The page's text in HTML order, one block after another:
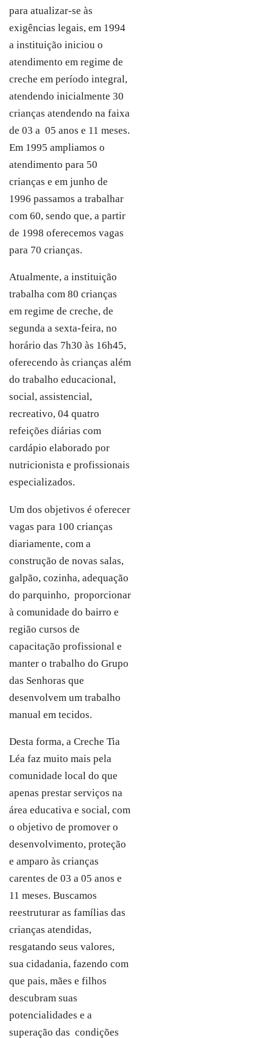
para atualizar-se às
exigências legais, em 1994
a instituição iniciou o
atendimento em regime de
creche em período integral,
atendendo inicialmente 30
crianças atendendo na faixa
de 03 a 05 anos e 11 meses.
Em 1995 ampliamos o
atendimento para 50
crianças e em junho de
1996 passamos a trabalhar
com 60, sendo que, a partir
de 1998 oferecemos vagas
para 70 crianças.
Atualmente, a instituição
trabalha com 80 crianças
em regime de creche, de
segunda a sexta-feira, no
horário das 7h30 às 16h45,
oferecendo às crianças além
do trabalho educacional,
social, assistencial,
recreativo, 04 quatro
refeições diárias com
cardápio elaborado por
nutricionista e profissionais
especializados.
Um dos objetivos é oferecer
vagas para 100 crianças
diariamente, com a
construção de novas salas,
galpão, cozinha, adequação
do parquinho, proporcionar
à comunidade do bairro e
região cursos de
capacitação profissional e
manter o trabalho do Grupo
das Senhoras que
desenvolvem um trabalho
manual em tecidos.
Desta forma, a Creche Tia
Léa faz muito mais pela
comunidade local do que
apenas prestar serviços na
área educativa e social, com
o objetivo de promover o
desenvolvimento, proteção
e amparo às crianças
carentes de 03 a 05 anos e
11 meses. Buscamos
reestruturar as famílias das
crianças atendidas,
resgatando seus valores,
sua cidadania, fazendo com
que pais, mães e filhos
descubram suas
potencialidades e a
superação das condições